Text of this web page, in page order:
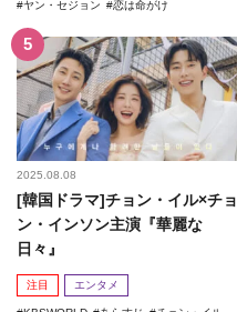
ヤン・セジョン
恋は命がけ
2025.08.08
[韓国ドラマ]チョン・イル×チョ
ン・インソン主演『華麗な
日々』
注目 エンタメ